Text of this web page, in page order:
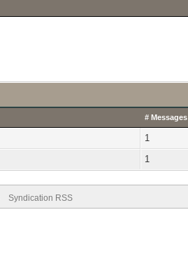
# Messages
1
1
Syndication RSS